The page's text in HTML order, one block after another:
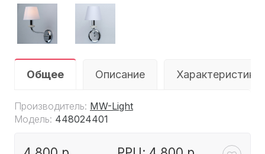
Общее Описание Характеристики
Производитель: MW-Light
Модель: 448024401